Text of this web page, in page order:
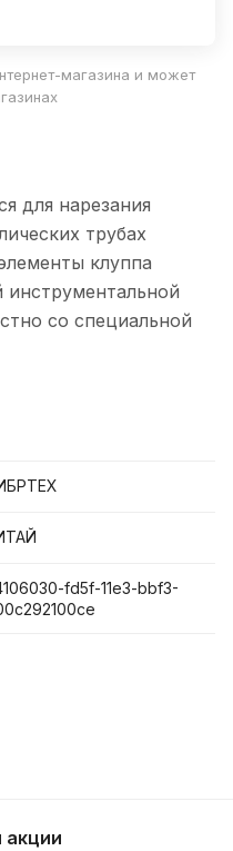
магазина и может
для нарезания
трубах
клуппа
инструментальной
со специальной
fd5f-11e3-bbf3-
акции